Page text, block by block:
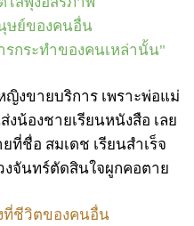
ษย์ของคนอื่น
กระทำของคนเหล่านั้น"
งขายบริการ เพราะพ่อแม่
งน้องชายเรียนหนังสือ เลย
ที่ชื่อ สมเดช เรียนสำเร็จ
งจันทร์ตัดสินใจผูกคอตาย
ที่ชีวิตของคนอื่น